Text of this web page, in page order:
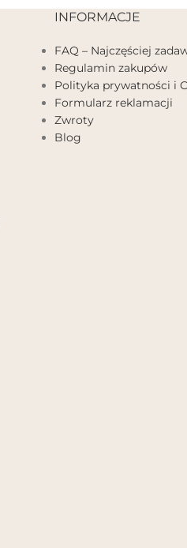
INFORMACJE
FAQ – Najczęściej
Regulamin zakupów
Polityka prywatności i
Formularz reklamacji
Zwroty
Blog